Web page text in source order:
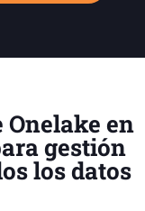
en
gestión
los datos